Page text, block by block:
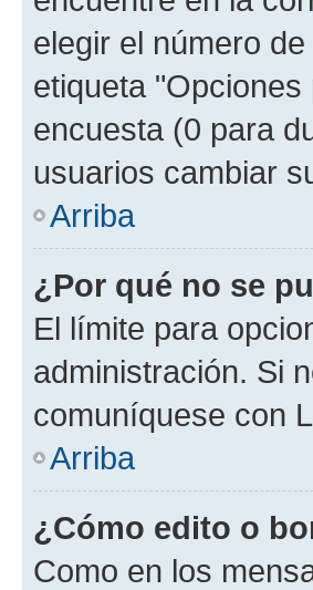
elegir el número
etiqueta
encuesta (0 para
usuarios cambiar
Arriba
¿Por qué no se
El límite para
administración. Si
comuníquese con
Arriba
¿Cómo edito o
Como en los